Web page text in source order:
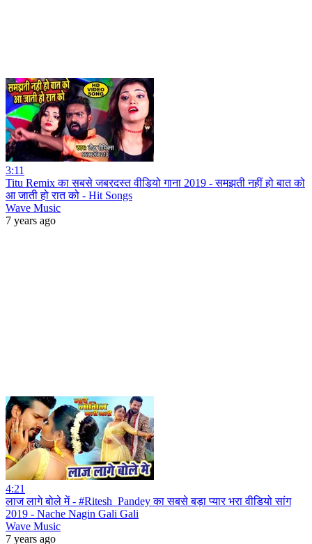
3:11
Titu Remix का सबसे जबरदस्त वीडियो गाना 2019 - समझती नहीं हो बात को
आ जाती हो रात को - Hit Songs
Wave Music
7 years ago
4:21
लाज लागे बोले में - #Ritesh_Pandey का सबसे बड़ा प्यार भरा वीडियो सांग
2019 - Nache Nagin Gali Gali
Wave Music
7 years ago